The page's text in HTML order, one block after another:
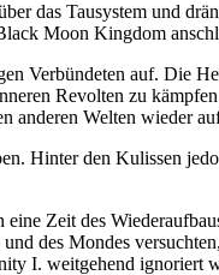
das Tausystem und
Moon Kingdom
Verbündeten auf. Die
Revolten zu
anderen Welten wieder
Hinter den Kulissen
eine Zeit des
des Mondes
I. weitgehend